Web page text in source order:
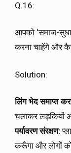
Q.16:
आपको ‘समाज-
करना चाहेंगे और
Solution:
लिंग भेद समाप्त
चलाकर लड़कियों
पर्यावरण संरक्षण:
करूँगा और लोगों